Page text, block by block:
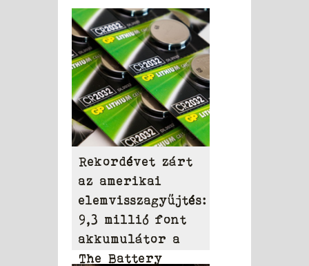
Rekordévet zárt
az amerikai
elemvisszagyűjtés:
9,3 millió font
akkumulátor a
The Battery